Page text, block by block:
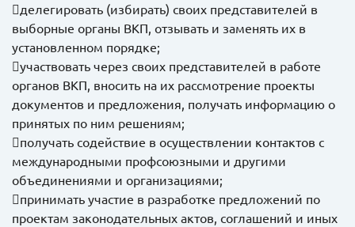
делегировать (избирать) своих представителей в
выборные органы ВКП, отзывать и заменять их в
установленном порядке;
участвовать через своих представителей в работе
органов ВКП, вносить на их рассмотрение проекты
документов и предложения, получать информацию о
принятых по ним решениям;
получать содействие в осуществлении контактов с
международными профсоюзными и другими
объединениями и организациями;
принимать участие в разработке предложений по
проектам законодательных актов, соглашений и иных